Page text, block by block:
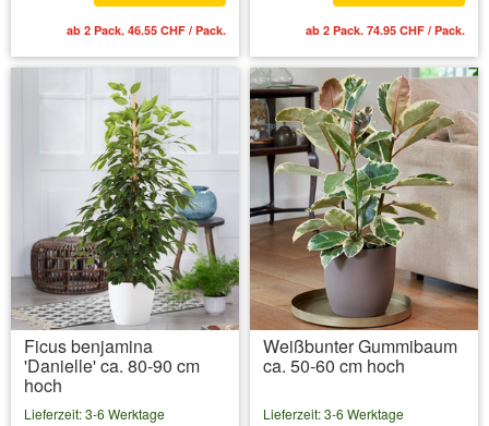
ab 2 Pack. 46.55 CHF / Pack. ab 2 Pack. 74.95 CHF / Pack.
Ficus benjamina
'Danielle' ca. 80-90 cm
hoch
Lieferzeit: 3-6 Werktage
Weißbunter Gummibaum
ca. 50-60 cm hoch
Lieferzeit: 3-6 Werktage